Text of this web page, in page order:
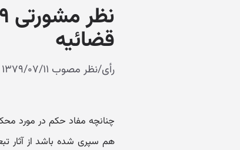
قضائیه
رأی/نظر مصوب ۱۳۷۹/۰۷/۱۱
هم سپری شده باشد از آثار